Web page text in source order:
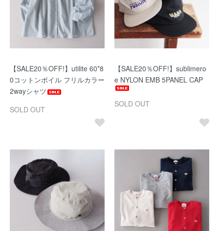
【SALE20％OFF!】utilite 60*8
0コットンボイル フリルカラー
2wayシャツ
SOLD OUT
【SALE20％OFF!】sublimero
e NYLON EMB 5PANEL CAP
SOLD OUT